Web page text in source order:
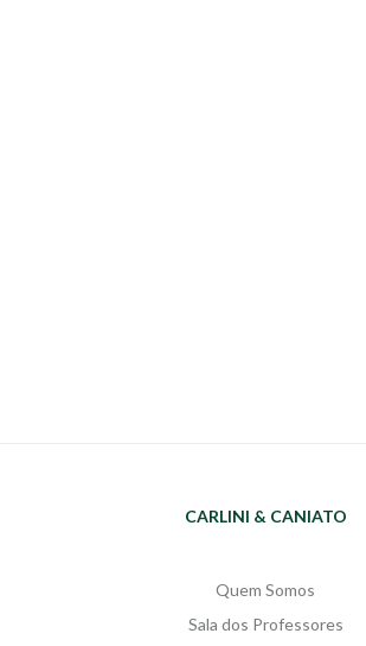
CARLINI & CANIATO
Quem Somos
Sala dos Professores